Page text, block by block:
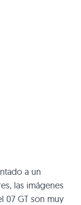
a un
las imágenes
07 GT son muy